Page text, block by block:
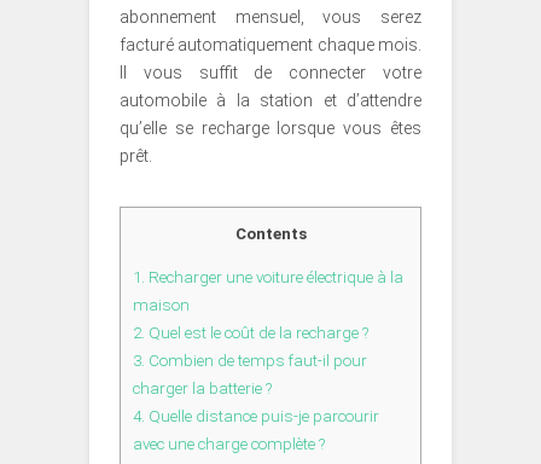
abonnement mensuel, vous serez
facturé automatiquement chaque mois.
Il vous suffit de connecter votre
automobile à la station et d’attendre
qu’elle se recharge lorsque vous êtes
prêt.
Contents
1. Recharger une voiture électrique à la
maison
2. Quel est le coût de la recharge ?
3. Combien de temps faut-il pour
charger la batterie ?
4. Quelle distance puis-je parcourir
avec une charge complète ?